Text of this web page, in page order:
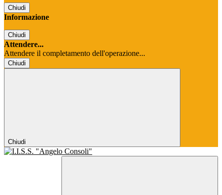
Chiudi
Informazione
Chiudi
Attendere...
Attendere il completamento dell'operazione...
Chiudi
Chiudi